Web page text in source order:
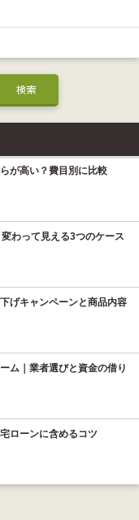
が高い？費目別に比較
わって見える3つのケース
げキャンペーンと商品内容
ム｜業者選びと資金の借り
ローンに含めるコツ